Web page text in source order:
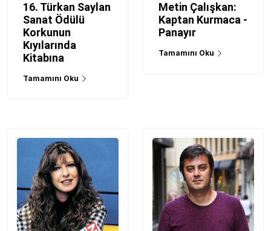
16. Türkan Saylan
Sanat Ödülü
Korkunun
Kıyılarında
Kitabına
Tamamını Oku
Metin Çalışkan:
Kaptan Kurmaca -
Panayır
Tamamını Oku